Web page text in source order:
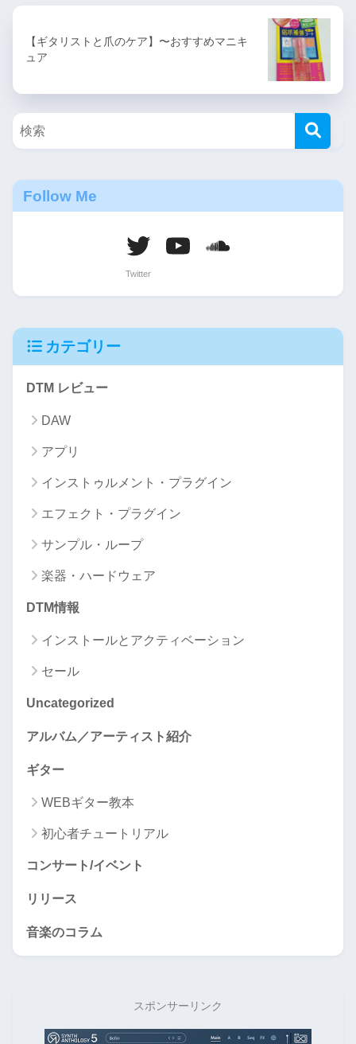
【ギタリストと爪のケア】〜おすすめマニキ
ュア
Follow Me
カテゴリー
DTM レビュー
DAW
アプリ
インストゥルメント・プラグイン
エフェクト・プラグイン
サンプル・ループ
楽器・ハードウェア
DTM情報
インストールとアクティベーション
セール
Uncategorized
アルバム／アーティスト紹介
ギター
WEBギター教本
初心者チュートリアル
コンサート/イベント
リリース
音楽のコラム
スポンサーリンク